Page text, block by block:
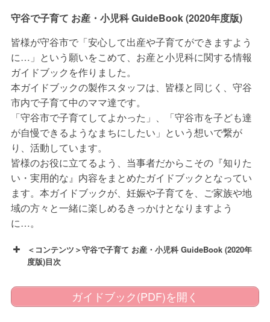
守谷で子育て お産・小児科 GuideBook (2020年度版)
皆様が守谷市で「安心して出産や子育てができますよう
に…」という願いをこめて、お産と小児科に関する情報
ガイドブックを作りました。
本ガイドブックの製作スタッフは、皆様と同じく、守谷
市内で子育て中のママ達です。
「守谷市で子育てしてよかった」、「守谷市を子ども達
が自慢できるようなまちにしたい」という想いで繋が
り、活動しています。
皆様のお役に立てるよう、当事者だからこその『知りた
い・実用的な』内容をまとめたガイドブックとなってい
ます。本ガイドブックが、妊娠や子育てを、ご家族や地
域の方々と一緒に楽しめるきっかけとなりますよう
に…。
＜コンテンツ＞守谷で子育て お産・小児科 GuideBook (2020年
度版)目次
ガイドブック(PDF)を開く